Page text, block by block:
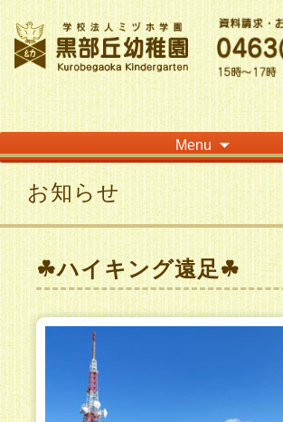
神奈川県平塚市の「学校法人ミヅホ学園黒部丘幼稚園」
な住宅街にある静かな環境で幼児教育を行
Menu
to
content
お知らせ
☘ハイキング遠足☘